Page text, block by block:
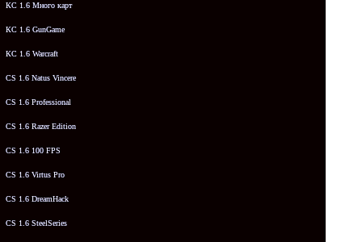
КС 1.6 Много карт
КС 1.6 GunGame
КС 1.6 Warcraft
CS 1.6 Natus Vincere
CS 1.6 Professional
CS 1.6 Razer Edition
CS 1.6 100 FPS
CS 1.6 Virtus Pro
CS 1.6 DreamHack
CS 1.6 SteelSeries